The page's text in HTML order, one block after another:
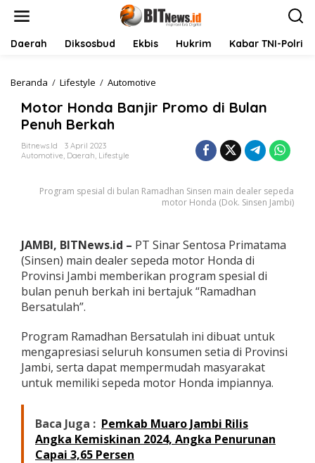
Daerah Diksosbud Ekbis Hukrim Kabar TNI-Polri
Beranda / Lifestyle / Automotive
t
a
j
i
r
r
o
d
B
u
n
P
Motor Honda Banjir Promo di Bulan
Penuh Berkah
Bitnews.id
3 April 2023
Automotive, Daerah, Lifestyle
Program spesial di bulan Ramadhan Sinsen main dealer sepeda
motor Honda (Dok. Sinsen Jambi)
JAMBI, BITNews.id – PT Sinar Sentosa Primatama
(Sinsen) main dealer sepeda motor Honda di
Provinsi Jambi memberikan program spesial di
bulan penuh berkah ini bertajuk “Ramadhan
Bersatulah”.
Program Ramadhan Bersatulah ini dibuat untuk
mengapresiasi seluruh konsumen setia di Provinsi
Jambi, serta dapat mempermudah masyarakat
untuk memiliki sepeda motor Honda impiannya.
Baca Juga : Pemkab Muaro Jambi Rilis
Angka Kemiskinan 2024, Angka Penurunan
Capai 3,65 Persen